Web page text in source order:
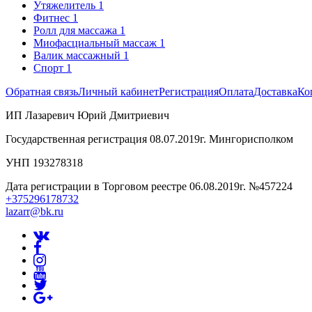
Утяжелитель 1
Фитнес 1
Ролл для массажа 1
Миофасциальный массаж 1
Валик массажный 1
Спорт 1
Обратная связьЛичный кабинетРегистрацияОплатаДоставка
ИП Лазаревич Юрий Дмитриевич
Государственная регистрация 08.07.2019г. Мингорисполком
УНП 193278318
Дата регистрации в Торговом реестре 06.08.2019г. №457224
+375296178732
lazarr@bk.ru